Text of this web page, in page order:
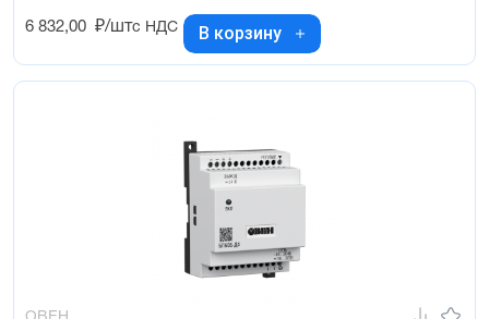
6 832,00 ₽/штс НДС В корзину